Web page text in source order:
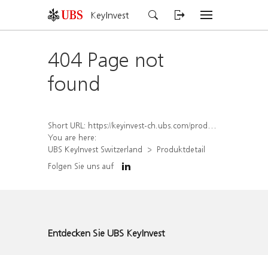
KeyInvest
404 Page not
found
Short URL: https://keyinvest-ch.ubs.com/produkt/detail/index/isin/CH1584642461
You are here:
UBS KeyInvest Switzerland
Produktdetail
Folgen Sie uns auf
Entdecken Sie UBS KeyInvest